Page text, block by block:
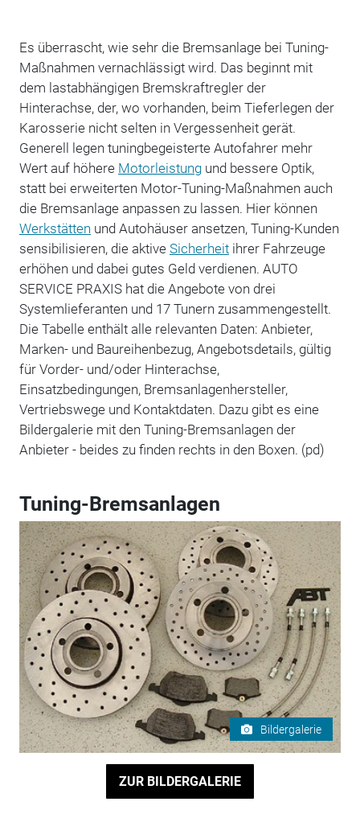
Es überrascht, wie sehr die Bremsanlage bei Tuning-
Maßnahmen vernachlässigt wird. Das beginnt mit
dem lastabhängigen Bremskraftregler der
Hinterachse, der, wo vorhanden, beim Tieferlegen der
Karosserie nicht selten in Vergessenheit gerät.
Generell legen tuningbegeisterte Autofahrer mehr
Wert auf höhere Motorleistungund bessere Optik,
statt bei erweiterten Motor-Tuning-Maßnahmen auch
die Bremsanlage anpassen zu lassen. Hier können
Werkstätten und Autohäuser ansetzen, Tuning-Kunden
sensibilisieren, die aktive Sicherheitihrer Fahrzeuge
erhöhen und dabei gutes Geld verdienen. AUTO
SERVICE PRAXIS hat die Angebote von drei
Systemlieferanten und 17 Tunern zusammengestellt.
Die Tabelle enthält alle relevanten Daten: Anbieter,
Marken- und Baureihenbezug, Angebotsdetails, gültig
für Vorder- und/oder Hinterachse,
Einsatzbedingungen, Bremsanlagenhersteller,
Vertriebswege und Kontaktdaten. Dazu gibt es eine
Bildergalerie mit den Tuning-Bremsanlagen der
Anbieter - beides zu finden rechts in den Boxen. (pd)
Tuning-Bremsanlagen
Bildergalerie
ZUR BILDERGALERIE